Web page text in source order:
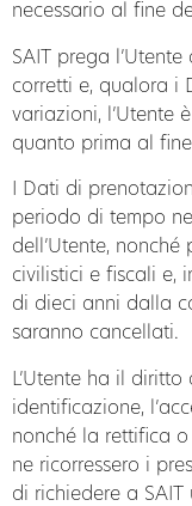
necessario al fine
SAIT prega
corretti e, qualora i
variazioni, l’Utente
quanto prima al
I Dati di
periodo di tempo
dell’Utente,
civilistici e fiscali e,
di dieci anni dalla
saranno cancellati.
L’Utente ha il
identificazione,
nonché la rettifica
ne ricorressero i
di richiedere a